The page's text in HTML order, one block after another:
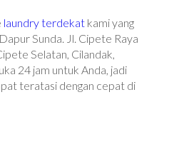
laundry terdekat kami yang
Sunda. Jl. Cipete Raya
Selatan, Cilandak,
24 jam untuk Anda, jadi
teratasi dengan cepat di